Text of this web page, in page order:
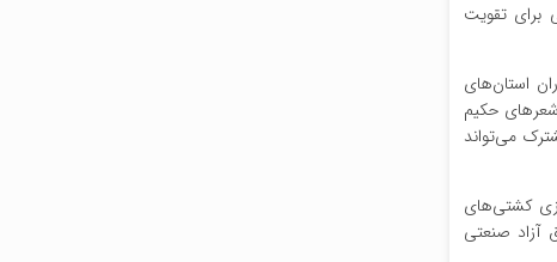
برای تقویت
استان‌های
شعرهای حکیم
می‌تواند
کشتی‌های
آزاد صنعتی